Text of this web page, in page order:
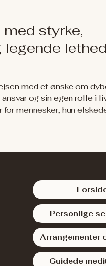
styrke,
med et ønske om
og sin egen rolle i
for mennesker, hun
det, der føltes svært.
Personlige
Arrangementer
Guidede